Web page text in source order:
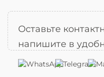
Оставьте
напишите в